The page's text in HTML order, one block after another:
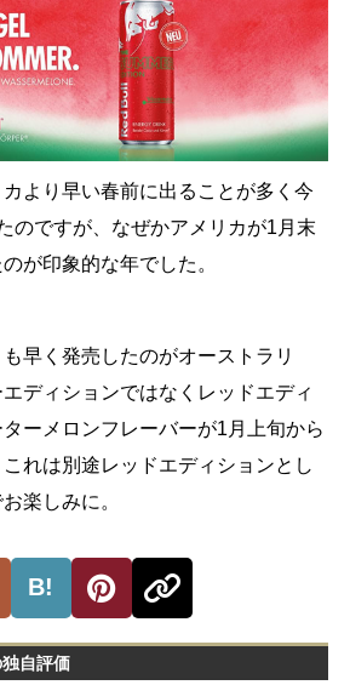
より早い春前に出ることが多く今
のですが、なぜかアメリカが1月末
が印象的な年でした。
早く発売したのがオーストラリ
ディションではなくレッドエディ
ーメロンフレーバーが1月上旬から
れは別途レッドエディションとし
楽しみに。
B!
自評価